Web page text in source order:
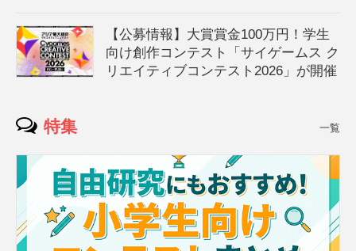
【公募情報】大賞賞金100万円！学生
向け創作コンテスト「サイゲームス ク
リエイティブコンテスト2026」が開催
特集 一覧